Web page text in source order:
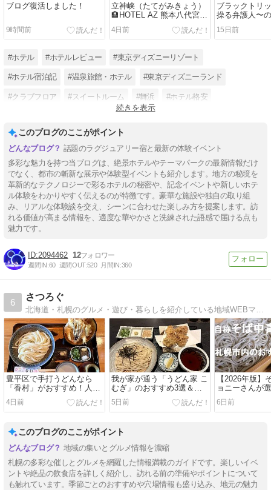
ブログ復活しました！
9時間前
立神峡（たてがみきょう）
🏨HOTEL AZ 熊本八代宮原
店2019/10/20-22
4日前
ブラックトリ
操る弁護人〜
ってましたね
ホテル千葉
15日前
#ホテル #ホテルレビュー #東京ディズニーリゾート
#ホテル宿泊記 #温泉旅館・ホテル #東京ディズニーランド
#クラブフロア #スイートルーム #舞浜 #ホテル格安
続きを表示
このブログのここがポイント
話題のラグジュアリー宿と最新の体験イベント
多彩な魅力を持つ当ブログは、絶景ホテルやテーマパークの最新情報だけ
でなく、都市の斬新な展示や体験型イベントも紹介します。地方の秘境を
革新的なテクノロジーで彩るホテルの秘密や、記念イベントや新しいホテ
ル体験をわかりやすく伝えるのが特徴です。豪華な施設や独自の取り組
み、リアルな体験談を交え、シーンに合わせた楽しみ方を提案します。訪
れる価値が高まる情報を、適度な華やかさと洗練された語感で届ける点も
魅力です。
2094462 12
週間IN:60 週間OUT:520 月間IN:360
6
さつろぐ
北海道・札幌のグルメ・遊び・暮らしを紹介している地域WEBマガジン ″ジョニーさん“で検索
豊平区で手打うどんなら
「香村」がおすすめ！人気
メニュー＆覚えておくと役
立つこと
4日前
我が家が通う「うどん家 こ
むぎ」のおすすめ3選＆お
得なランチや覚えておくと
役立つこと
5日前
【2026年版】
ョニーさんが
内の安くて美
屋さん10選
6日前
このブログのここがポイント
地域の集いとグルメ情報を濃縮
札幌の多彩な催しとグルメを網羅した情報満載のガイドです。楽しいイベ
ントや絶品の飲食店を詳しく紹介し、訪れる前の準備やポイントについて
も触れています。季節ごとのおすすめや穴場情報も盛り込み、地元の魅力